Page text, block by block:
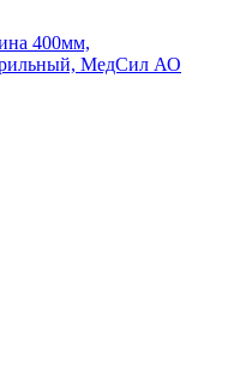
400мм,
МедСил АО